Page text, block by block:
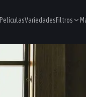
PelículasVariedadesFiltros